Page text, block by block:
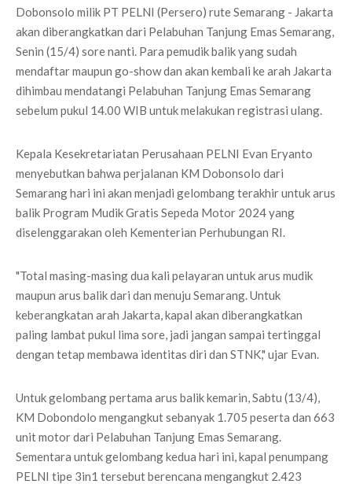
Dobonsolo milik PT PELNI (Persero) rute Semarang - Jakarta
akan diberangkatkan dari Pelabuhan Tanjung Emas Semarang,
Senin (15/4) sore nanti. Para pemudik balik yang sudah
mendaftar maupun go-show dan akan kembali ke arah Jakarta
dihimbau mendatangi Pelabuhan Tanjung Emas Semarang
sebelum pukul 14.00 WIB untuk melakukan registrasi ulang.
Kepala Kesekretariatan Perusahaan PELNI Evan Eryanto
menyebutkan bahwa perjalanan KM Dobonsolo dari
Semarang hari ini akan menjadi gelombang terakhir untuk arus
balik Program Mudik Gratis Sepeda Motor 2024 yang
diselenggarakan oleh Kementerian Perhubungan RI.
"Total masing-masing dua kali pelayaran untuk arus mudik
maupun arus balik dari dan menuju Semarang. Untuk
keberangkatan arah Jakarta, kapal akan diberangkatkan
paling lambat pukul lima sore, jadi jangan sampai tertinggal
dengan tetap membawa identitas diri dan STNK," ujar Evan.
Untuk gelombang pertama arus balik kemarin, Sabtu (13/4),
KM Dobondolo mengangkut sebanyak 1.705 peserta dan 663
unit motor dari Pelabuhan Tanjung Emas Semarang.
Sementara untuk gelombang kedua hari ini, kapal penumpang
PELNI tipe 3in1 tersebut berencana mengangkut 2.423